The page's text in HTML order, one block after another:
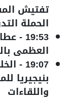
تفتيش
الحملة
19:53
-
العظمى
19:07
-
بنيجيريا
واللقاءات